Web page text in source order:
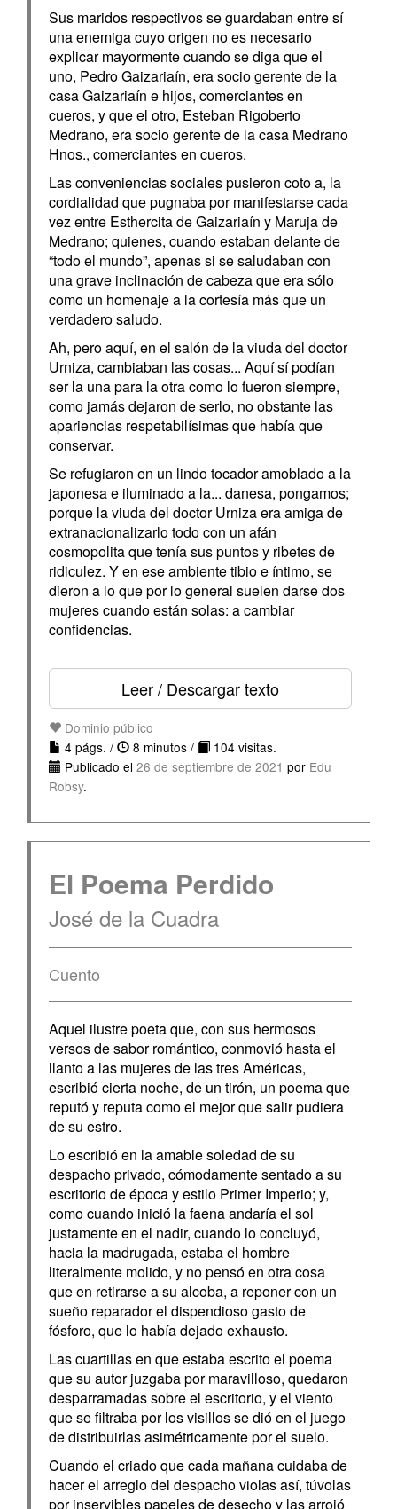
Sus maridos respectivos se guardaban entre sí
una enemiga cuyo origen no es necesario
explicar mayormente cuando se diga que el
uno, Pedro Gaizariaín, era socio gerente de la
casa Gaizariaín e hijos, comerciantes en
cueros, y que el otro, Esteban Rigoberto
Medrano, era socio gerente de la casa Medrano
Hnos., comerciantes en cueros.
Las conveniencias sociales pusieron coto a, la
cordialidad que pugnaba por manifestarse cada
vez entre Esthercita de Gaizariaín y Maruja de
Medrano; quienes, cuando estaban delante de
“todo el mundo”, apenas si se saludaban con
una grave inclinación de cabeza que era sólo
como un homenaje a la cortesía más que un
verdadero saludo.
Ah, pero aquí, en el salón de la viuda del doctor
Urniza, cambiaban las cosas... Aquí sí podían
ser la una para la otra como lo fueron siempre,
como jamás dejaron de serlo, no obstante las
apariencias respetabilísimas que había que
conservar.
Se refugiaron en un lindo tocador amoblado a la
japonesa e iluminado a la... danesa, pongamos;
porque la viuda del doctor Urniza era amiga de
extranacionalizarlo todo con un afán
cosmopolita que tenía sus puntos y ribetes de
ridiculez. Y en ese ambiente tibio e íntimo, se
dieron a lo que por lo general suelen darse dos
mujeres cuando están solas: a cambiar
confidencias.
Leer / Descargar texto
Dominio público
4 págs. /
8 minutos /
104 visitas.
Publicado el 26 de septiembre de 2021 por Edu
Robsy.
El Poema Perdido
José de la Cuadra
Cuento
Aquel ilustre poeta que, con sus hermosos
versos de sabor romántico, conmovió hasta el
llanto a las mujeres de las tres Américas,
escribió cierta noche, de un tirón, un poema que
reputó y reputa como el mejor que salir pudiera
de su estro.
Lo escribió en la amable soledad de su
despacho privado, cómodamente sentado a su
escritorio de época y estilo Primer Imperio; y,
como cuando inició la faena andaría el sol
justamente en el nadir, cuando lo concluyó,
hacia la madrugada, estaba el hombre
literalmente molido, y no pensó en otra cosa
que en retirarse a su alcoba, a reponer con un
sueño reparador el dispendioso gasto de
fósforo, que lo había dejado exhausto.
Las cuartillas en que estaba escrito el poema
que su autor juzgaba por maravilloso, quedaron
desparramadas sobre el escritorio, y el viento
que se filtraba por los visillos se dió en el juego
de distribuirlas asimétricamente por el suelo.
Cuando el criado que cada mañana cuidaba de
hacer el arreglo del despacho violas así, túvolas
por inservibles papeles de desecho y las arrojó